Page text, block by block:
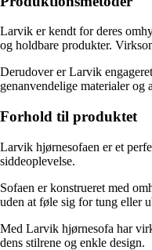
Larvik er kendt for deres
og holdbare produkter.
Derudover er Larvik
genanvendelige materialer
Forhold til produktet
Larvik hjørnesofaen er et
siddeoplevelse.
Sofaen er konstrueret med
uden at føle sig for tung eller
Med Larvik hjørnesofa har
dens stilrene og enkle design.